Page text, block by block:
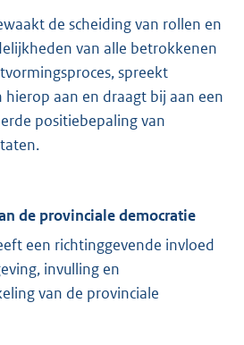
de scheiding van rollen en
van alle betrokkenen
spreekt
aan en draagt bij aan een
positiebepaling van
de provinciale democratie
een richtinggevende invloed
invulling en
van de provinciale